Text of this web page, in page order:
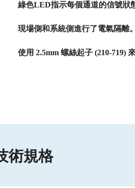
綠色LED指示每個通道的信號狀
現場側和系統側進行了電氣隔離
使用 2.5mm 螺絲起子 (210-719)
術規格